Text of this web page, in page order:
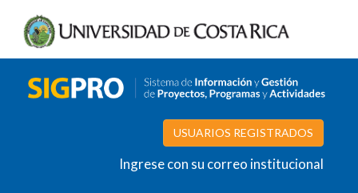
USUARIOS REGISTRADOS
Ingrese con su correo institucional